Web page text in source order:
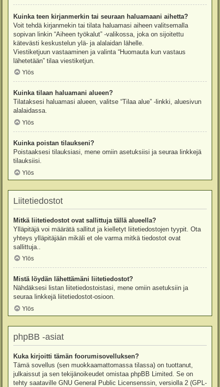
Kuinka teen kirjanmerkin tai seuraan haluamaani aihetta?
Voit tehdä kirjanmekin tai tilata haluamasi aiheen valitsemalla
sopivan linkin “Aiheen työkalut” -valikossa, joka on sijoitettu
kätevästi keskustelun ylä- ja alalaidan lähelle.
Viestiketjuun vastaaminen ja valinta “Huomauta kun vastaus
lähetetään” tilaa viestiketjun.
Ylös
Kuinka tilaan haluamani alueen?
Tilataksesi haluamasi alueen, valitse “Tilaa alue” -linkki, aluesivun
alalaidassa.
Ylös
Kuinka poistan tilaukseni?
Poistaaksesi tilauksiasi, mene omiin asetuksiisi ja seuraa linkkejä
tilauksiisi.
Ylös
Liitetiedostot
Mitkä liitetiedostot ovat sallittuja tällä alueella?
Ylläpitäjä voi määrätä sallitut ja kielletyt liitetiedostojen tyypit. Ota
yhteys ylläpitäjään mikäli et ole varma mitkä tiedostot ovat
sallittuja..
Ylös
Mistä löydän lähettämäni liitetiedostot?
Nähdäksesi listan liitetiedostoistasi, mene omiin asetuksiin ja
seuraa linkkejä liitetiedostot-osioon.
Ylös
phpBB -asiat
Kuka kirjoitti tämän foorumisovelluksen?
Tämä sovellus (sen muokkaamattomassa tilassa) on tuottanut,
julkaissut ja sen tekijänoikeudet omistaa phpBB Limited . Se on
tehty saataville GNU General Public Licensenssin, versiolla 2 (GPL-